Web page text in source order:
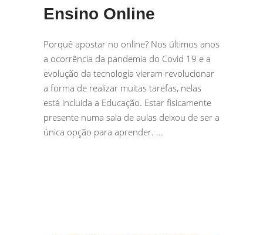
Ensino Online
Porquê apostar no online? Nos últimos anos
a ocorrência da pandemia do Covid 19 e a
evolução da tecnologia vieram revolucionar
a forma de realizar muitas tarefas, nelas
está incluída a Educação. Estar fisicamente
presente numa sala de aulas deixou de ser a
única opção para aprender.